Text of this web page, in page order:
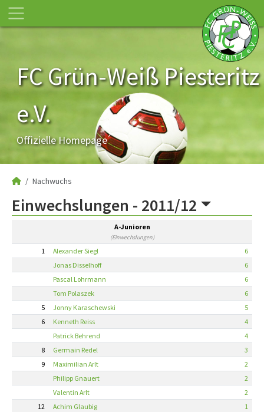
FC Grün-Weiß Piesteritz
e.V.
Offizielle Homepage
Nachwuchs
Einwechslungen - 2011/12
A-Junioren
(Einwechslungen)
1 Alexander Siegl
6
Jonas Disselhoff
6
Pascal Lohrmann
6
Tom Polaszek
6
5
Jonny Karaschewski
5
6
Kenneth Reiss
4
Patrick Behrend
4
8
Germain Redel
3
9
Maximilian Arlt
2
Philipp Gnauert
2
Valentin Arlt
2
12
Achim Glaubig
1